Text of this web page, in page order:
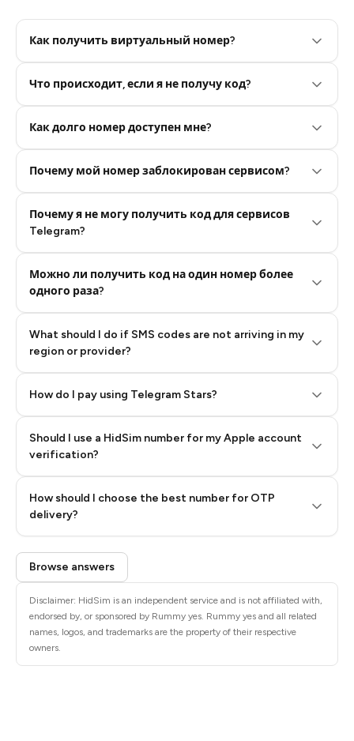
Как получить виртуальный номер?
Что происходит, если я не получу код?
Как долго номер доступен мне?
Почему мой номер заблокирован сервисом?
Почему я не могу получить код для сервисов
Telegram?
Можно ли получить код на один номер более
одного раза?
What should I do if SMS codes are not arriving in my
region or provider?
How do I pay using Telegram Stars?
Step 3: Pay our bot with Stars
Should I use a HidSim number for my Apple account
verification?
How should I choose the best number for OTP
delivery?
Quality High To Low
Price High To
Low
Browse answers
Disclaimer: HidSim is an independent service and is not affiliated with,
endorsed by, or sponsored by Rummy yes. Rummy yes and all related
names, logos, and trademarks are the property of their respective
owners.